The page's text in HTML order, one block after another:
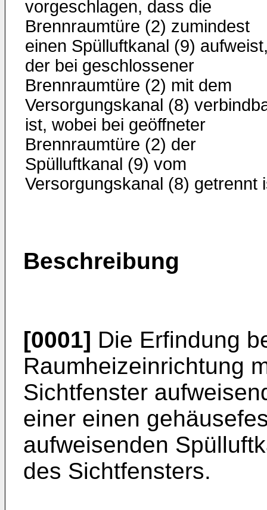
vorgeschlagen, dass die
Brennraumtüre (2) zumindest
einen Spülluftkanal (9)
der bei geschlossener
Brennraumtüre (2) mit dem
Versorgungskanal (8)
ist, wobei bei geöffneter
Brennraumtüre (2) der
Spülluftkanal (9) vom
Versorgungskanal (8) getrennt
Beschreibung
[0001] Die Erfindung
Raumheizeinrichtung
Sichtfenster
einer einen
aufweisenden
des Sichtfensters.